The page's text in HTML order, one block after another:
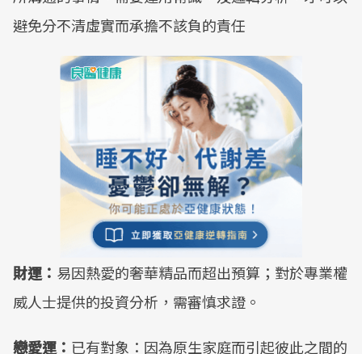
避免分不清虛實而承擔不該負的責任
財運： 易因熱愛的奢華精品而超出預算；對於專業權
威人士提供的投資分析，需審慎求證。
戀愛運： 已有對象：因為原生家庭而引起彼此之間的